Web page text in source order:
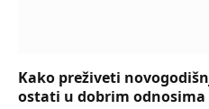
Kako preživeti
ostati u dobrim odnosima